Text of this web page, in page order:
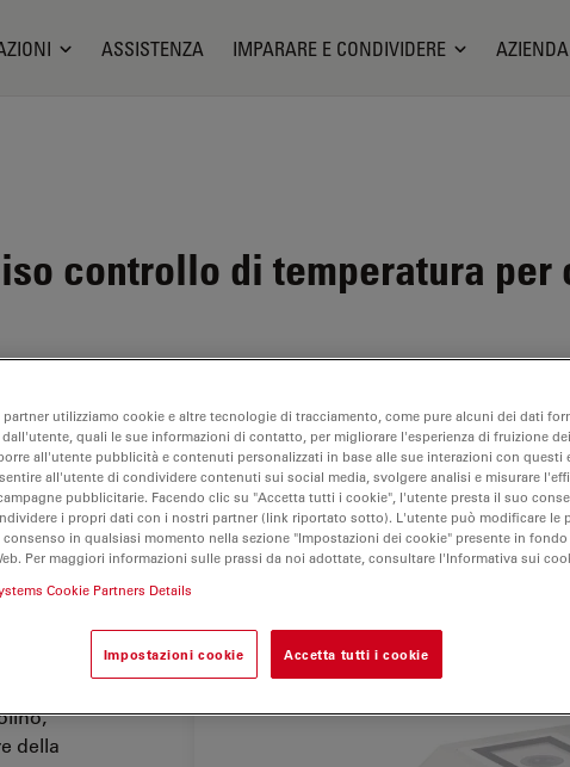
ASSISTENZA IMPARARE E CONDIVIDERE AZIENDA
controllo di temperatura per
e
di
la
di
della
utilizziamo cookie e altre tecnologie di tracciamento, come pure alcuni dei dati
quali le sue informazioni di contatto, per migliorare l'esperienza di fruizione
all'utente pubblicità e contenuti personalizzati in base alle sue interazioni con questi
all'utente di condividere contenuti sui social media, svolgere analisi e misurare
pubblicitarie. Facendo clic su "Accetta tutti i cookie", l'utente presta il suo
i propri dati con i nostri partner (link riportato sotto). L'utente può modificare le
consenso in qualsiasi momento nella sezione "Impostazioni dei cookie" presente in fondo
Per maggiori informazioni sulle prassi da noi adottate, consultare l'Informativa sui
Cookie Partners Details
Impostazioni cookie Accetta tutti i cookie